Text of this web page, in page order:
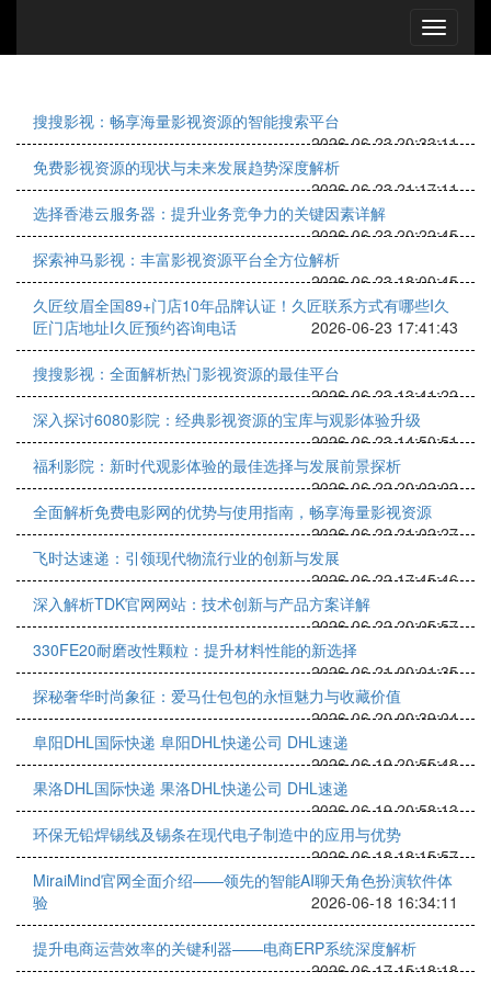
搜搜影视：畅享海量影视资源的智能搜索平台
2026-06-23 20:33:11
免费影视资源的现状与未来发展趋势深度解析
2026-06-23 21:17:11
选择香港云服务器：提升业务竞争力的关键因素详解
2026-06-23 20:22:45
探索神马影视：丰富影视资源平台全方位解析
2026-06-23 18:00:45
久匠纹眉全国89+门店10年品牌认证！久匠联系方式有哪些I久
匠门店地址I久匠预约咨询电话
2026-06-23 17:41:43
搜搜影视：全面解析热门影视资源的最佳平台
2026-06-23 13:41:22
深入探讨6080影院：经典影视资源的宝库与观影体验升级
2026-06-23 14:50:51
福利影院：新时代观影体验的最佳选择与发展前景探析
2026-06-22 20:02:02
全面解析免费电影网的优势与使用指南，畅享海量影视资源
2026-06-22 21:02:27
飞时达速递：引领现代物流行业的创新与发展
2026-06-22 17:45:46
深入解析TDK官网网站：技术创新与产品方案详解
2026-06-22 20:05:57
330FE20耐磨改性颗粒：提升材料性能的新选择
2026-06-21 00:01:35
探秘奢华时尚象征：爱马仕包包的永恒魅力与收藏价值
2026-06-20 00:39:04
阜阳DHL国际快递 阜阳DHL快递公司 DHL速递
2026-06-19 20:55:48
果洛DHL国际快递 果洛DHL快递公司 DHL速递
2026-06-19 20:58:13
环保无铅焊锡线及锡条在现代电子制造中的应用与优势
2026-06-18 18:15:57
MiraiMind官网全面介绍——领先的智能AI聊天角色扮演软件体
验
2026-06-18 16:34:11
提升电商运营效率的关键利器——电商ERP系统深度解析
2026-06-17 15:18:18